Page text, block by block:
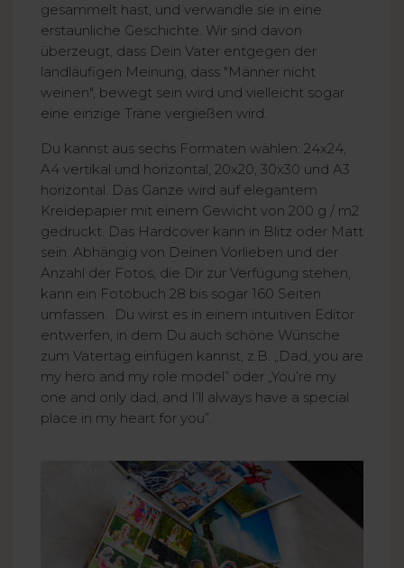
gesammelt hast, und verwandle sie in eine
erstaunliche Geschichte. Wir sind davon
überzeugt, dass Dein Vater entgegen der
landläufigen Meinung, dass "Männer nicht
weinen", bewegt sein wird und vielleicht sogar
eine einzige Träne vergießen wird.
Du kannst aus sechs Formaten wählen: 24x24,
A4 vertikal und horizontal, 20x20, 30x30 und A3
horizontal. Das Ganze wird auf elegantem
Kreidepapier mit einem Gewicht von 200 g / m2
gedruckt. Das Hardcover kann in Blitz oder Matt
sein. Abhängig von Deinen Vorlieben und der
Anzahl der Fotos, die Dir zur Verfügung stehen,
kann ein Fotobuch 28 bis sogar 160 Seiten
umfassen. Du wirst es in einem intuitiven Editor
entwerfen, in dem Du auch schöne Wünsche
zum Vatertag einfügen kannst, z.B. „Dad, you are
my hero and my role model” oder „You’re my
one and only dad, and I’ll always have a special
place in my heart for you”.